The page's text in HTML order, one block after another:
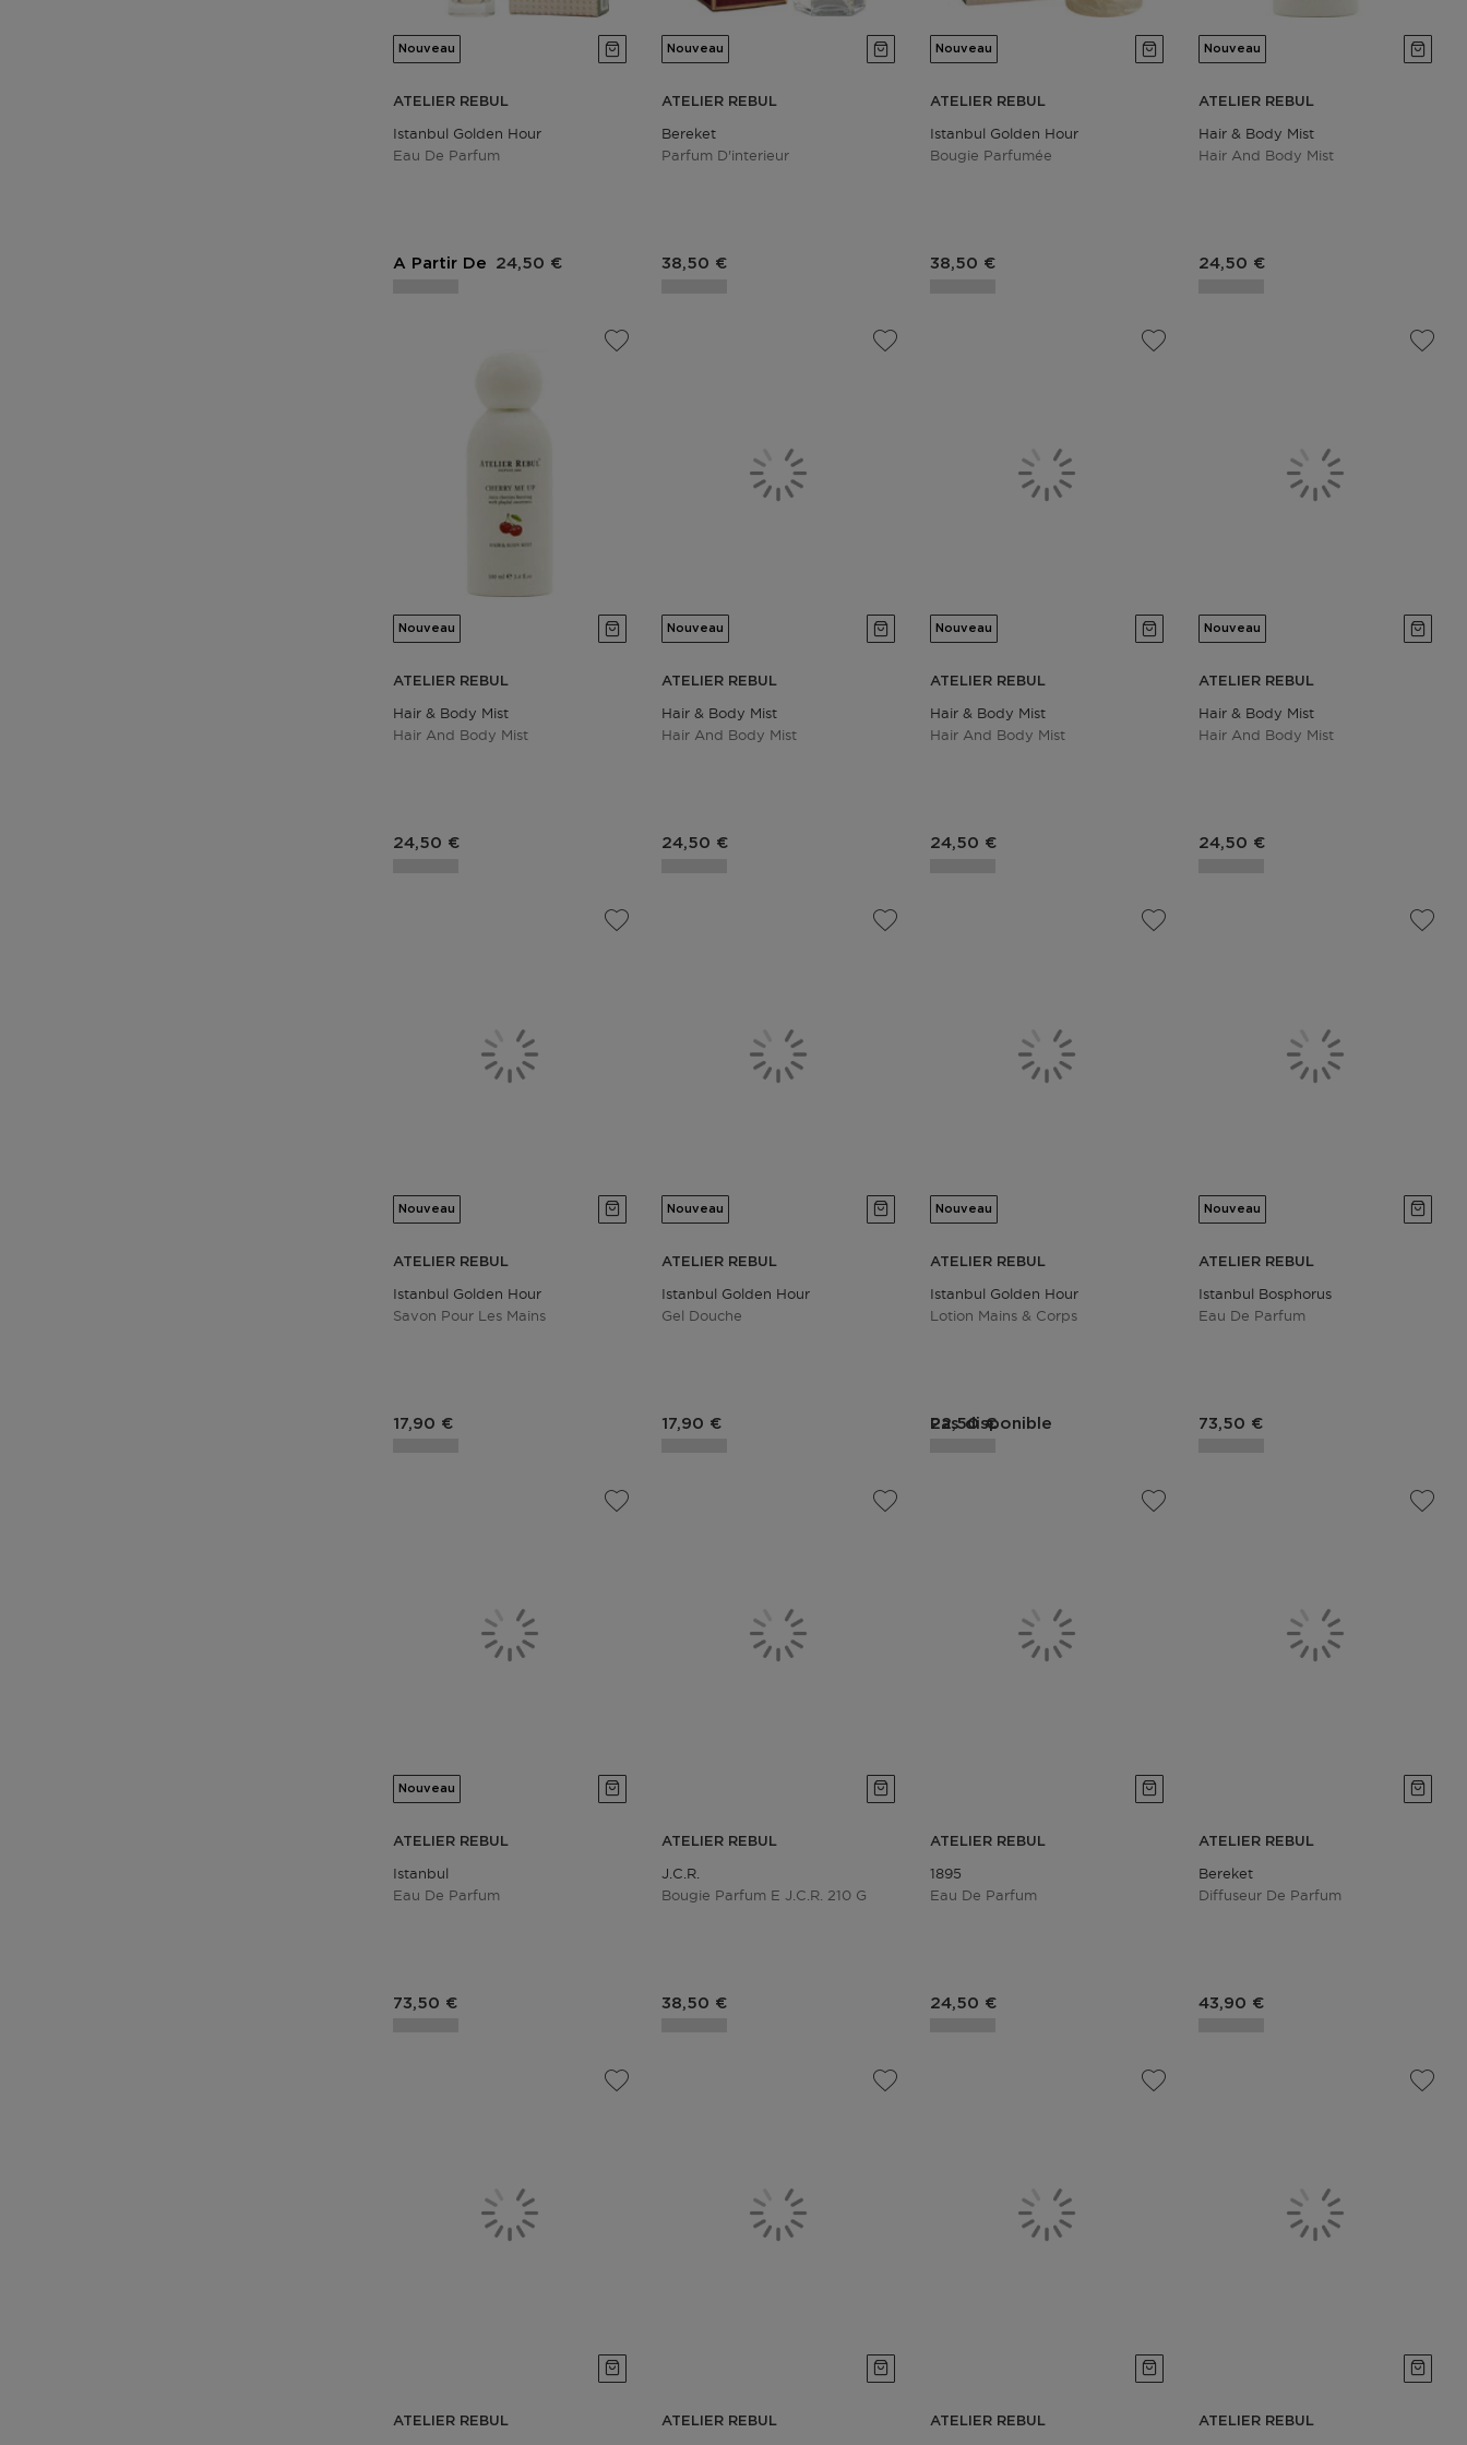
Nouveau
ATELIER REBUL
Istanbul Golden Hour
Eau De Parfum
A Partir De Prix du produit
24,50 €
Nouveau
ATELIER REBUL
Bereket
Parfum D'interieur
Prix du produit
38,50 €
Nouveau
ATELIER REBUL
Istanbul Golden Hour
Bougie Parfumée
Prix du produit
38,50 €
Nouveau
ATELIER REBUL
Hair & Body Mist
Hair And Body Mist
Prix du produit
24,50 €
Nouveau
ATELIER REBUL
Hair & Body Mist
Hair And Body Mist
Prix du produit
24,50 €
Nouveau
ATELIER REBUL
Hair & Body Mist
Hair And Body Mist
Prix du produit
24,50 €
Nouveau
ATELIER REBUL
Hair & Body Mist
Hair And Body Mist
Prix du produit
24,50 €
Nouveau
ATELIER REBUL
Hair & Body Mist
Hair And Body Mist
Prix du produit
24,50 €
Nouveau
ATELIER REBUL
Istanbul Golden Hour
Savon Pour Les Mains
Prix du produit
17,90 €
Nouveau
ATELIER REBUL
Istanbul Golden Hour
Gel Douche
Prix du produit
17,90 € Pas disponible
Nouveau
ATELIER REBUL
Istanbul Golden Hour
Lotion Mains & Corps
Prix du produit
22,50 €
Nouveau
ATELIER REBUL
Istanbul Bosphorus
Eau De Parfum
Prix du produit
73,50 €
Nouveau
ATELIER REBUL
Istanbul
Eau De Parfum
Prix du produit
73,50 €
ATELIER REBUL
J.c.r.
Bougie Parfum E J.c.r. 210 G
Prix du produit
38,50 €
ATELIER REBUL
1895
Eau De Parfum
Prix du produit
24,50 €
ATELIER REBUL
Bereket
Diffuseur De Parfum
Prix du produit
43,90 €
ATELIER REBUL ATELIER REBUL ATELIER REBUL ATELIER REBUL